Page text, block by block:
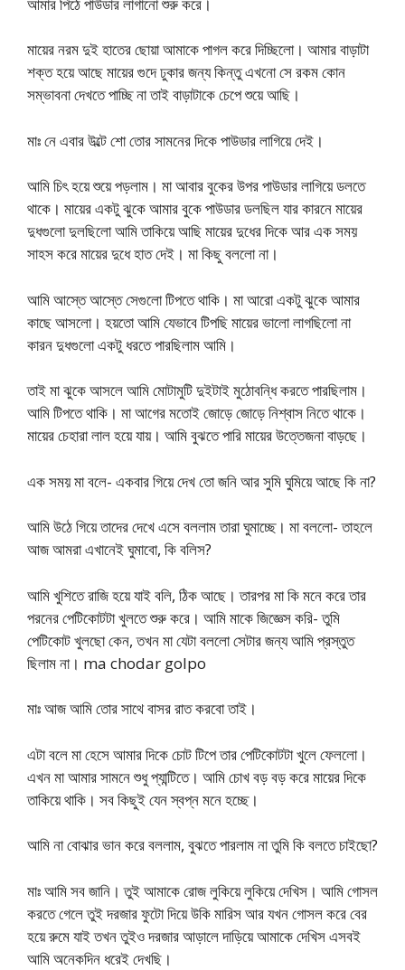
মায়ের নরম দুই হাতের ছোয়া আমাকে পাগল করে দিচ্ছিলো। আমার বাড়াটা
শক্ত হয়ে আছে মায়ের গুদে ঢুকার জন্য কিন্তু এখনো সে রকম কোন
সম্ভাবনা দেখতে পাচ্ছি না তাই বাড়াটাকে চেপে শুয়ে আছি।
মাঃ নে এবার উল্টে শো তোর সামনের দিকে পাউডার লাগিয়ে দেই।
আমি চিৎ হয়ে শুয়ে পড়লাম। মা আবার বুকের উপর পাউডার লাগিয়ে ডলতে
থাকে। মায়ের একটু ঝুকে আমার বুকে পাউডার ডলছিল যার কারনে মায়ের
দুধগুলো দুলছিলো আমি তাকিয়ে আছি মায়ের দুধের দিকে আর এক সময়
সাহস করে মায়ের দুধে হাত দেই। মা কিছু বললো না।
আমি আস্তে আস্তে সেগুলো টিপতে থাকি। মা আরো একটু ঝুকে আমার
কাছে আসলো। হয়তো আমি যেভাবে টিপছি মায়ের ভালো লাগছিলো না
কারন দুধগুলো একটু ধরতে পারছিলাম আমি।
তাই মা ঝুকে আসলে আমি মোটামুটি দুইটাই মুঠোবন্ধি করতে পারছিলাম।
আমি টিপতে থাকি। মা আগের মতোই জোড়ে জোড়ে নিশ্বাস নিতে থাকে।
মায়ের চেহারা লাল হয়ে যায়। আমি বুঝতে পারি মায়ের উত্তেজনা বাড়ছে।
এক সময় মা বলে- একবার গিয়ে দেখ তো জনি আর সুমি ঘুমিয়ে আছে কি না?
আমি উঠে গিয়ে তাদের দেখে এসে বললাম তারা ঘুমাচ্ছে। মা বললো- তাহলে
আজ আমরা এখানেই ঘুমাবো, কি বলিস?
আমি খুশিতে রাজি হয়ে যাই বলি, ঠিক আছে। তারপর মা কি মনে করে তার
পরনের পেটিকোটটা খুলতে শুরু করে। আমি মাকে জিজ্ঞেস করি- তুমি
পেটিকোট খুলছো কেন, তখন মা যেটা বললো সেটার জন্য আমি প্রস্তুত
ছিলাম না। ma chodar golpo
মাঃ আজ আমি তোর সাথে বাসর রাত করবো তাই।
এটা বলে মা হেসে আমার দিকে চোট টিপে তার পেটিকোটটা খুলে ফেললো।
এখন মা আমার সামনে শুধু প্যান্টিতে। আমি চোখ বড় বড় করে মায়ের দিকে
তাকিয়ে থাকি। সব কিছুই যেন স্বপ্ন মনে হচ্ছে।
আমি না বোঝার ভান করে বললাম, বুঝতে পারলাম না তুমি কি বলতে চাইছো?
মাঃ আমি সব জানি। তুই আমাকে রোজ লুকিয়ে লুকিয়ে দেখিস। আমি গোসল
করতে গেলে তুই দরজার ফুটো দিয়ে উকি মারিস আর যখন গোসল করে বের
হয়ে রুমে যাই তখন তুইও দরজার আড়ালে দাড়িয়ে আমাকে দেখিস এসবই
আমি অনেকদিন ধরেই দেখছি।